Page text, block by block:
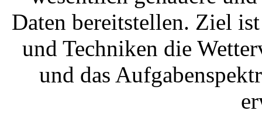
Daten bereitstellen. Ziel
und Techniken die
und das